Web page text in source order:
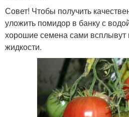
Совет! Чтобы получить
уложить помидор в банку с
хорошие семена сами всплывут
жидкости.